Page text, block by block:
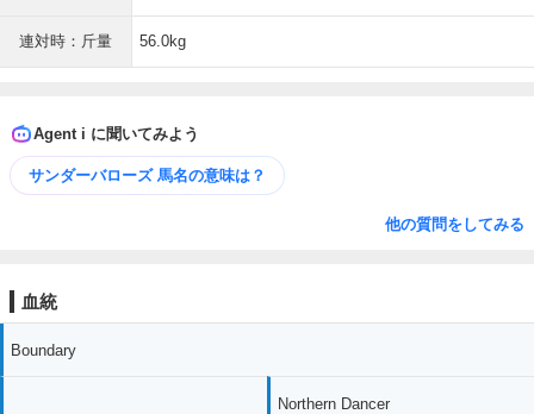
連対時：斤量 56.0kg
Agent i に聞いてみよう
サンダーバローズ 馬名の意味は？
他の質問をしてみる
血統
Boundary
Northern Dancer